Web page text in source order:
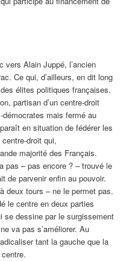
vers Alain Juppé, l’ancien
Ce qui, d’ailleurs, en dit long
élites politiques françaises.
partisan d’un centre-droit
mais fermé au
en situation de fédérer les
droit qui,
majorité des Français.
pas – pas encore ? – trouvé le
de parvenir enfin au pouvoir.
deux tours – ne le permet pas.
le centre en deux parties
se dessine par le surgissement
va pas s’améliorer. Au
tant la gauche que la